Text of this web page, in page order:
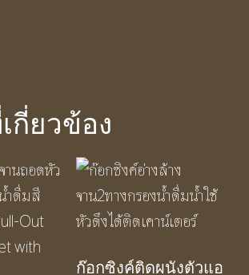
กี่ยวข้อง
ก๊อกซิงค์ติดผนังตัวแอ